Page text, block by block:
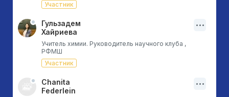
Участник
Гульзадем
Хайриева
Учитель химии. Руководитель научного клуба ,
РФМШ
Участник
Chanita
Federlein